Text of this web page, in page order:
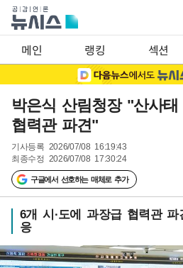
메인 랭킹 섹션
박은식 산림청장 "산사
협력관 파견"
기사등록 2026/07/08 16:19:43
최종수정 2026/07/08 17:30:24
구글에서 선호하는 매체로 추가
6개 시·도에 과장급 협력관
응